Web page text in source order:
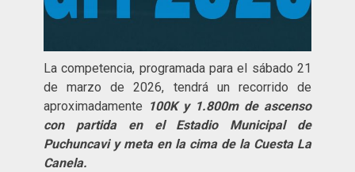
La competencia, programada para el sábado 21
de marzo de 2026, tendrá un recorrido de
aproximadamente 100K y 1.800m de ascenso
con partida en el Estadio Municipal de
Puchuncavi y meta en la cima de la Cuesta La
Canela.